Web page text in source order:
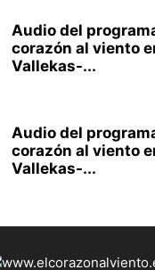
Audio del
corazón al viento
Vallekas-...
Audio del
corazón al viento
Vallekas-...